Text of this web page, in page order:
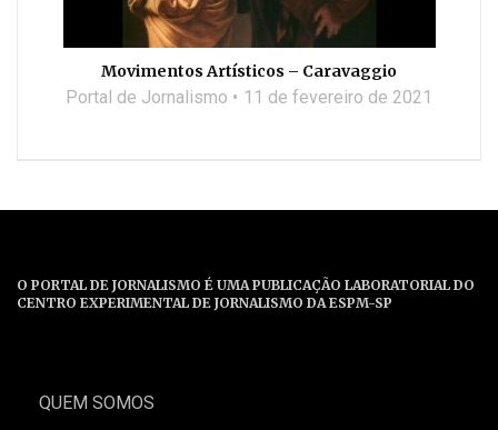
Movimentos Artísticos – Caravaggio
Portal de Jornalismo 11 de fevereiro de 2021
O PORTAL DE JORNALISMO É UMA PUBLICAÇÃO LABORATORIAL DO
CENTRO EXPERIMENTAL DE JORNALISMO DA ESPM-SP
QUEM SOMOS